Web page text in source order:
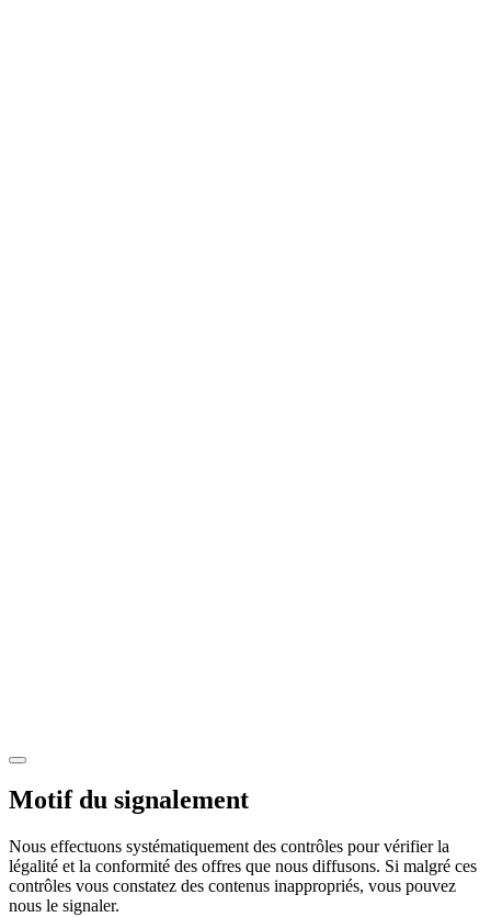
Motif du signalement
Nous effectuons systématiquement des contrôles pour vérifier la
légalité et la conformité des offres que nous diffusons. Si malgré ces
contrôles vous constatez des contenus inappropriés, vous pouvez
nous le signaler.